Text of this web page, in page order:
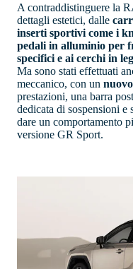
A contraddistinguere la
dettagli estetici, dalle
inserti sportivi come i
pedali in alluminio per
specifici e ai cerchi in
Ma sono stati effettuati
meccanico, con un
prestazioni, una barra
dedicata di sospensioni e
dare un comportamento
versione GR Sport.